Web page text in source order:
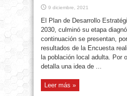
9 diciembre, 2021
El Plan de Desarrollo
2030, culminó su etapa
continuación se presentan,
resultados de la Encuesta
la población local adulta. Por
detalla una idea de ...
Leer más »